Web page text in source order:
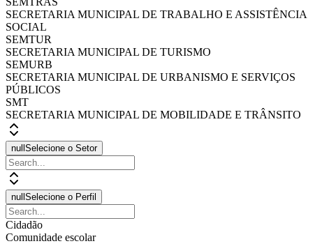
SECRETARIA MUNICIPAL DE TRABALHO E ASSISTÊNCIA
SOCIAL
SEMTUR
SECRETARIA MUNICIPAL DE TURISMO
SEMURB
SECRETARIA MUNICIPAL DE URBANISMO E SERVIÇOS
PÚBLICOS
SMT
SECRETARIA MUNICIPAL DE MOBILIDADE E TRÂNSITO
null Selecione o Setor
null Selecione o Perfil
Cidadão
Comunidade escolar